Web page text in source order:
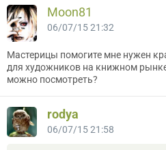
Moon81
06/07/15 21:32
Мастерицы помогите мне нужен
для художников на книжном рынке
можно посмотреть?
rodya
06/07/15 21:58